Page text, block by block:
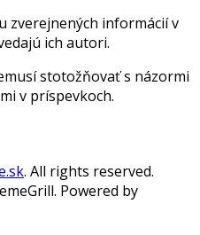
zverejnených informácií v
ich autori.
stotožňovať s názormi
v príspevkoch.
. All rights reserved.
Powered by